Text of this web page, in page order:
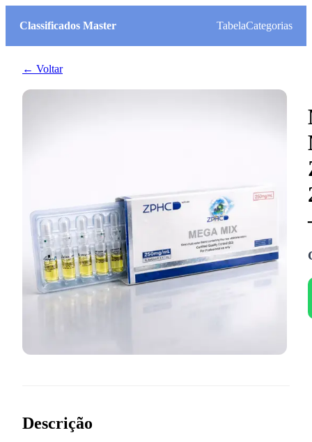
Classificados Master TabelaCategorias
← Voltar
Descrição